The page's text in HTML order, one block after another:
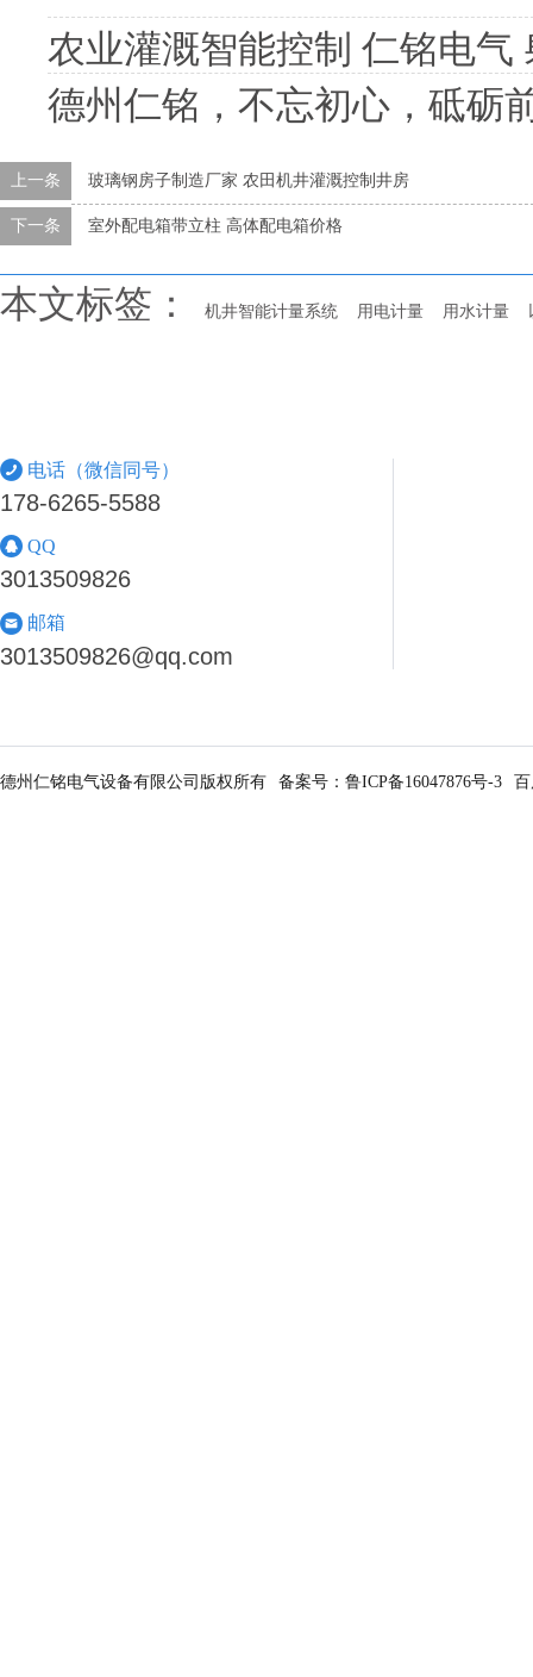
农业灌溉智能控制 仁铭电气 射频卡控制器井
德州仁铭，不忘初心，砥砺
上一条 玻璃钢房子制造厂家 农田机井灌溉控制井房
下一条 室外配电箱带立柱 高体配电箱价格
本文标签： 机井智能计量系统 用电计量 用水计量
电话（微信同号）
178-6265-5588
QQ
3013509826
邮箱
3013509826@qq.com
德州仁铭电气设备有限公司版权所有 备案号： 鲁ICP备16047876号-3